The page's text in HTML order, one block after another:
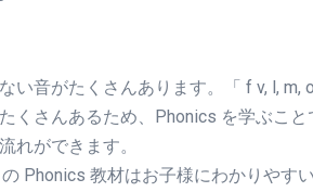
い音がたくさんあります。「 f v, l, m,
くさんあるため、Phonics を学ぶこ
れができます。
の Phonics 教材はお子様にわかりやす